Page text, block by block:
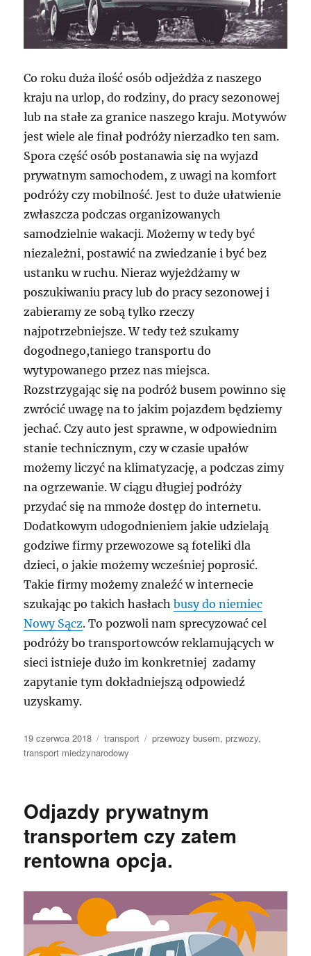
Co roku duża ilość osób odjeżdża z naszego
kraju na urlop, do rodziny, do pracy sezonowej
lub na stałe za granice naszego kraju. Motywów
jest wiele ale finał podróży nierzadko ten sam.
Spora część osób postanawia się na wyjazd
prywatnym samochodem, z uwagi na komfort
podróży czy mobilność. Jest to duże ułatwienie
zwłaszcza podczas organizowanych
samodzielnie wakacji. Możemy w tedy być
niezależni, postawić na zwiedzanie i być bez
ustanku w ruchu. Nieraz wyjeżdżamy w
poszukiwaniu pracy lub do pracy sezonowej i
zabieramy ze sobą tylko rzeczy
najpotrzebniejsze. W tedy też szukamy
dogodnego,taniego transportu do
wytypowanego przez nas miejsca.
Rozstrzygając się na podróż busem powinno się
zwrócić uwagę na to jakim pojazdem będziemy
jechać. Czy auto jest sprawne, w odpowiednim
stanie technicznym, czy w czasie upałów
możemy liczyć na klimatyzację, a podczas zimy
na ogrzewanie. W ciągu długiej podróży
przydać się na mmoże dostęp do internetu.
Dodatkowym udogodnieniem jakie udzielają
godziwe firmy przewozowe są foteliki dla
dzieci, o jakie możemy wcześniej poprosić.
Takie firmy możemy znaleźć w internecie
szukając po takich hasłachbusy do niemiec
Nowy Sącz. To pozwoli nam sprecyzować cel
podróży bo transportowców reklamujących w
sieci istnieje dużo im konkretniej zadamy
zapytanie tym dokładniejszą odpowiedź
uzyskamy.
Data
publikacji
19 czerwca 2018 Kategorie
transport Tagi
przewozy busem,przwozy,
transport miedzynarodowy
Odjazdy prywatnym
transportem czy zatem
rentowna opcja.